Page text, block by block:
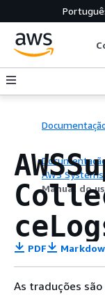
AWS
Manual do
PDF
As traduções